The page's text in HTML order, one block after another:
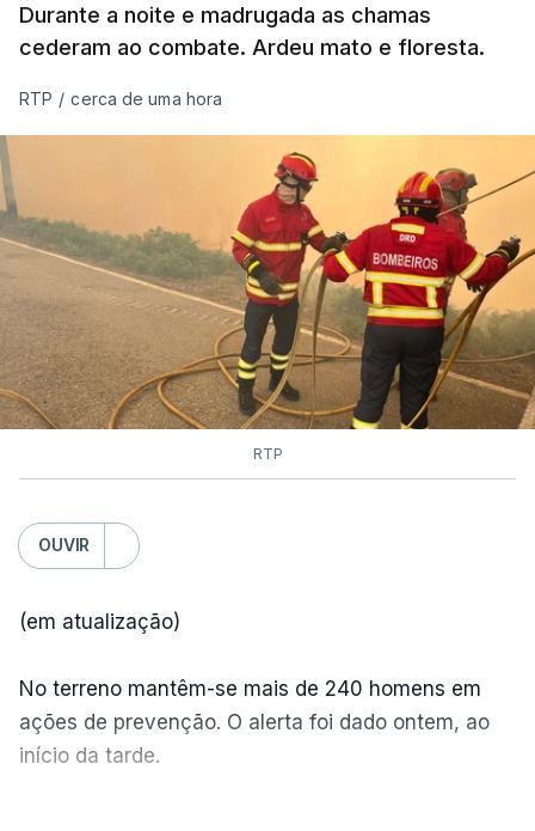
ESTE CONTEÚDO ESTÁ NESTE
MOMENTO INDISPONÍVEL
As autoridades canadianas estimam que vai levar
dias ou semanas para controlar o fogo. Mais de
dois mil operacionais estão no terreno no combate
às chamas.
Durante a noite e madrugada as chamas
cederam ao combate. Ardeu mato e floresta.
RTP / cerca de uma hora
RTP
OUVIR
(em atualização)
No terreno mantêm-se mais de 240 homens em
ações de prevenção. O alerta foi dado ontem, ao
início da tarde.